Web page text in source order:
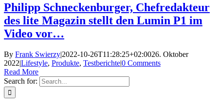
Philipp Schneckenburger, Chefredakteur
des lite Magazin stellt den Lumin P1 im
Video vor…
By Frank Swierzy|2022-10-26T11:28:25+02:0026. Oktober
2022|Lifestyle, Produkte, Testberichte|0 Comments
Read More
Search for: